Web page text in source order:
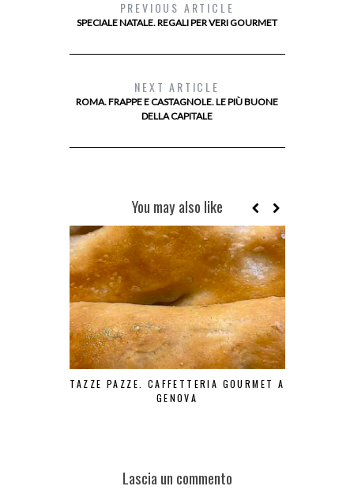
PREVIOUS ARTICLE
SPECIALE NATALE. REGALI PER VERI GOURMET
NEXT ARTICLE
ROMA. FRAPPE E CASTAGNOLE. LE PIÙ BUONE
DELLA CAPITALE
You may also like
TAZZE PAZZE. CAFFETTERIA GOURMET A
GENOVA
Lascia un commento